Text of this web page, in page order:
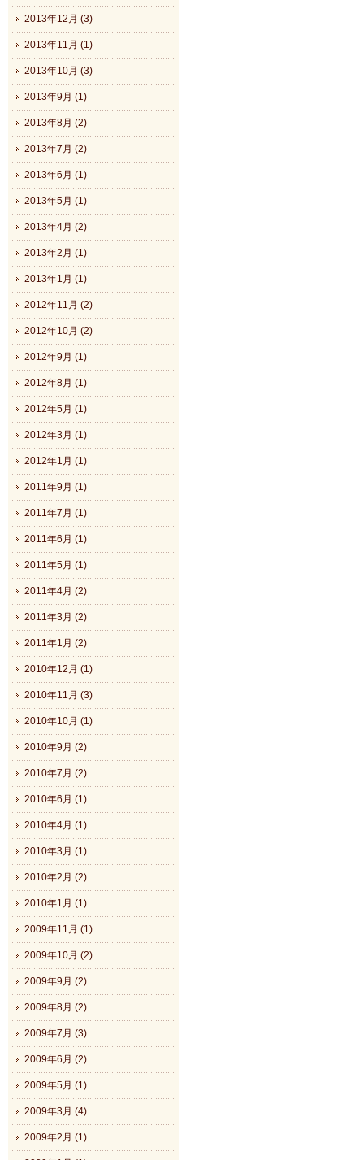
2013年12月 (3)
2013年11月 (1)
2013年10月 (3)
2013年9月 (1)
2013年8月 (2)
2013年7月 (2)
2013年6月 (1)
2013年5月 (1)
2013年4月 (2)
2013年2月 (1)
2013年1月 (1)
2012年11月 (2)
2012年10月 (2)
2012年9月 (1)
2012年8月 (1)
2012年5月 (1)
2012年3月 (1)
2012年1月 (1)
2011年9月 (1)
2011年7月 (1)
2011年6月 (1)
2011年5月 (1)
2011年4月 (2)
2011年3月 (2)
2011年1月 (2)
2010年12月 (1)
2010年11月 (3)
2010年10月 (1)
2010年9月 (2)
2010年7月 (2)
2010年6月 (1)
2010年4月 (1)
2010年3月 (1)
2010年2月 (2)
2010年1月 (1)
2009年11月 (1)
2009年10月 (2)
2009年9月 (2)
2009年8月 (2)
2009年7月 (3)
2009年6月 (2)
2009年5月 (1)
2009年3月 (4)
2009年2月 (1)